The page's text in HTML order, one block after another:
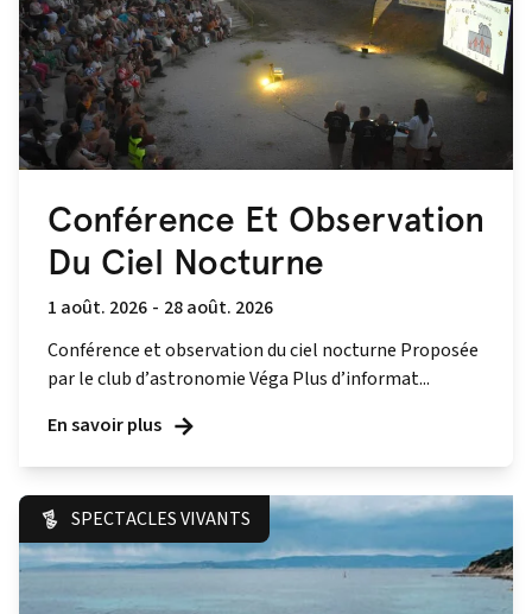
Conférence Et Observation
Du Ciel Nocturne
1 août. 2026 - 28 août. 2026
Conférence et observation du ciel nocturne Proposée
par le club d’astronomie Véga Plus d’informat...
En savoir plus
SPECTACLES VIVANTS